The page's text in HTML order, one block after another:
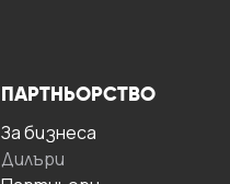
ПАРТНЬОРСТВО
За бизнесa
Дилъри